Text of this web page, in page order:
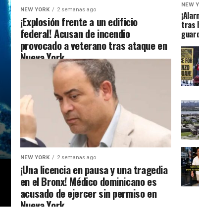
NEW YORK 2 semanas ago
¡Explosión frente a un edificio
federal! Acusan de incendio
provocado a veterano tras ataque en
Nueva York
NEW YORK 2 semanas ago
¡Una licencia en pausa y una tragedia
en el Bronx! Médico dominicano es
acusado de ejercer sin permiso en
Nueva York
NEW
tras